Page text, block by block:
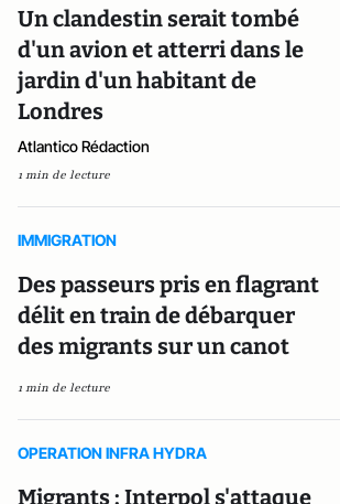
Un clandestin serait tombé
d'un avion et atterri dans le
jardin d'un habitant de
Londres
Atlantico Rédaction
1 min de lecture
IMMIGRATION
Des passeurs pris en flagrant
délit en train de débarquer
des migrants sur un canot
1 min de lecture
OPERATION INFRA HYDRA
Migrants : Interpol s'attaque